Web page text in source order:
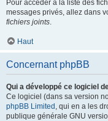
Pour accéder à la liste des
messages privés, allez dans
fichiers joints.
Haut
Concernant phpBB
Qui a développé ce logiciel
Ce logiciel (dans sa version
phpBB Limited , qui en a les
publique générale GNU